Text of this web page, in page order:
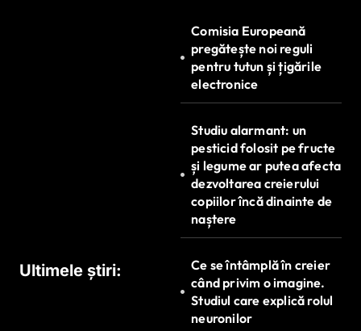
e
Ultimele știri:
Comisia Europeană
pregătește noi reguli
pentru tutun și țigările
electronice
Studiu alarmant: un
pesticid folosit pe fructe
și legume ar putea afecta
dezvoltarea creierului
copiilor încă dinainte de
naștere
Ce se întâmplă în creier
când privim o imagine.
Studiul care explică rolul
neuronilor